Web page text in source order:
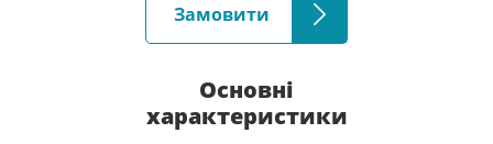
Замовити
Основні
характеристики